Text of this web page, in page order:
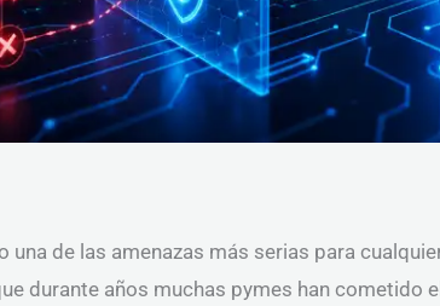
una de las amenazas más serias para
durante años muchas pymes han cometido